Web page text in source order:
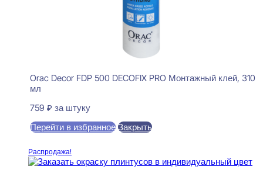
Orac Decor FDP 500 DECOFIX PRO Монтажный клей, 310
мл
759 ₽ за штуку
Перейти в избранное Закрыть
Распродажа!